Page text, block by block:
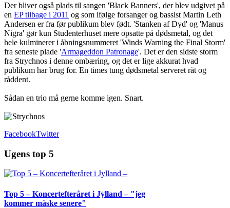
Der bliver også plads til sangen 'Black Banners', der blev udgivet på
en EP tilbage i 2011 og som ifølge forsanger og bassist Martin Leth
Andersen er fra før publikum blev født. 'Stanken af Dyd' og 'Manus
Nigra' gør kun Studenterhuset mere opsatte på dødsmetal, og det
hele kulminerer i åbningsnummeret 'Winds Warning the Final Storm'
fra seneste plade 'Armageddon Patronage'. Det er den sidste storm
fra Strychnos i denne ombæring, og det er lige akkurat hvad
publikum har brug for. En times tung dødsmetal serveret råt og
råddent.
Sådan en trio må gerne komme igen. Snart.
FacebookTwitter
Ugens top 5
Top 5 – Koncertefteråret i Jylland – "jeg
kommer måske senere"